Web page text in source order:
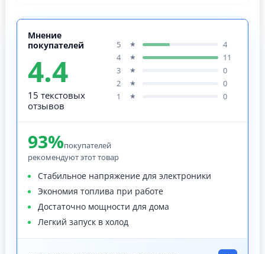
Мнение
покупателей
4.4
15 текстовых
отзывов
5 ★
4
4
★
11
3
★
0
2
★
0
1
★ 0
93%покупателей
рекомендуют этот товар
Стабильное напряжение для электроники
Экономия топлива при работе
Достаточно мощности для дома
Легкий запуск в холод